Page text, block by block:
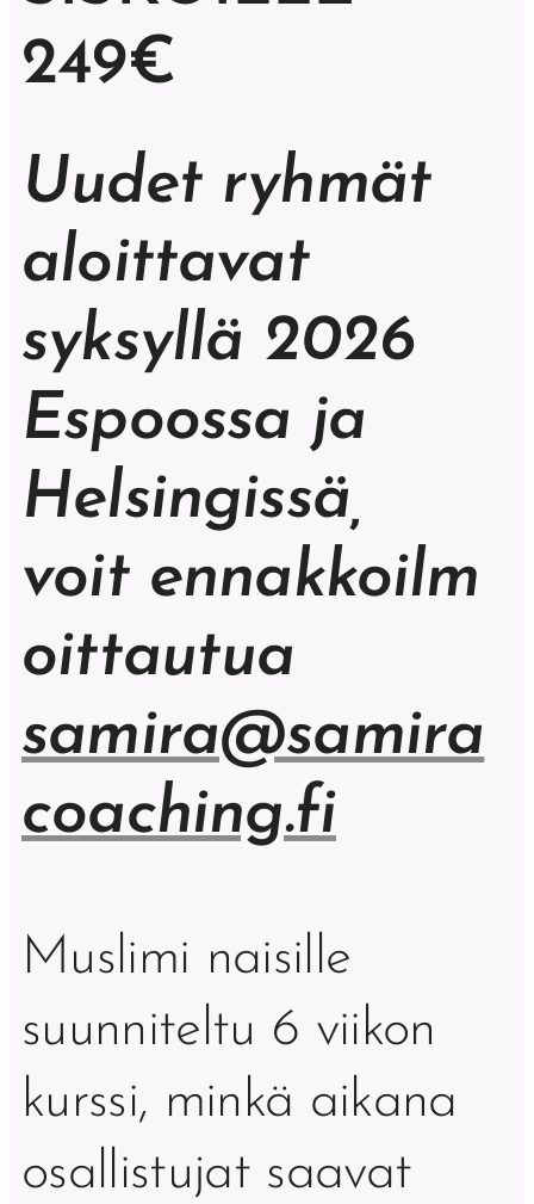
249€
Uudet ryhmät
aloittavat
syksyllä 2026
Espoossa ja
Helsingissä,
voit ennakkoilm
oittautua
samira@samira
coaching.fi
Muslimi naisille
suunniteltu 6 viikon
kurssi, minkä aikana
osallistujat saavat